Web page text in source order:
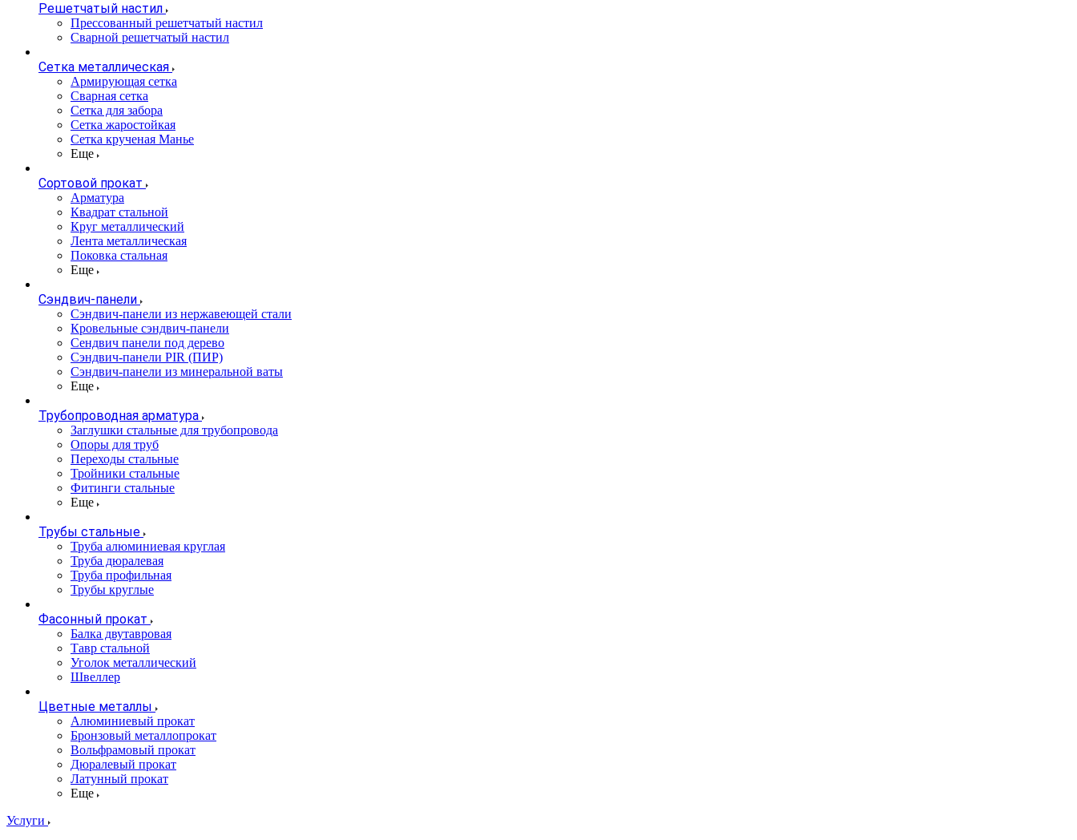
Решетчатый настил
Прессованный решетчатый настил
Сварной решетчатый настил
Сетка металлическая
Армирующая сетка
Сварная сетка
Сетка для забора
Сетка жаростойкая
Сетка крученая Манье
Еще
Сортовой прокат
Арматура
Квадрат стальной
Круг металлический
Лента металлическая
Поковка стальная
Еще
Сэндвич-панели
Cэндвич-панели из нержавеющей стали
Кровельные сэндвич-панели
Сендвич панели под дерево
Сэндвич-панели PIR (ПИР)
Сэндвич-панели из минеральной ваты
Еще
Трубопроводная арматура
Заглушки стальные для трубопровода
Опоры для труб
Переходы стальные
Тройники стальные
Фитинги стальные
Еще
Трубы стальные
Труба алюминиевая круглая
Труба дюралевая
Труба профильная
Трубы круглые
Фасонный прокат
Балка двутавровая
Тавр стальной
Уголок металлический
Швеллер
Цветные металлы
Алюминиевый прокат
Бронзовый металлопрокат
Вольфрамовый прокат
Дюралевый прокат
Латунный прокат
Еще
Услуги